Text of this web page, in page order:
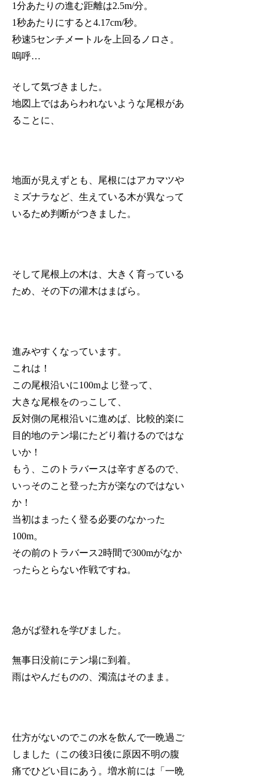
1分あたりの進む距離は2.5m/分。
1秒あたりにすると4.17cm/秒。
秒速5センチメートルを上回るノロさ。
嗚呼…
そして気づきました。
地図上ではあらわれないような尾根があ
ることに、
地面が見えずとも、尾根にはアカマツや
ミズナラなど、生えている木が異なって
いるため判断がつきました。
そして尾根上の木は、大きく育っている
ため、その下の灌木はまばら。
進みやすくなっています。
これは！
この尾根沿いに100mよじ登って、
大きな尾根をのっこして、
反対側の尾根沿いに進めば、比較的楽に
目的地のテン場にたどり着けるのではな
いか！
もう、このトラバースは辛すぎるので、
いっそのこと登った方が楽なのではない
か！
当初はまったく登る必要のなかった
100m。
その前のトラバース2時間で300mがなか
ったらとらない作戦ですね。
急がば登れを学びました。
無事日没前にテン場に到着。
雨はやんだものの、濁流はそのまま。
仕方がないのでこの水を飲んで一晩過ご
しました（この後3日後に原因不明の腹
痛でひどい目にあう。増水前には「一晩